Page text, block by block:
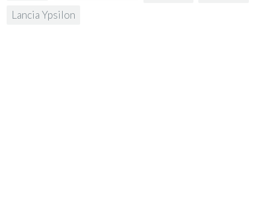
Lancia Ypsilon